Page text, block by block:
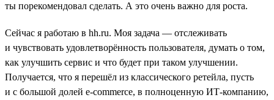
ты порекомендовал сделать. А это очень важно для роста.
Сейчас я работаю в hh.ru. Моя задача — отслеживать
и чувствовать удовлетворённость пользователя, думать о том,
как улучшить сервис и что будет при таком улучшении.
Получается, что я перешёл из классического ретейла, пусть
и с большой долей e-commerce, в полноценную ИТ-компанию,